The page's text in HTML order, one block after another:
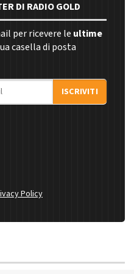
DI RADIO GOLD
per ricevere le ultime
casella di posta
ISCRIVITI
Policy